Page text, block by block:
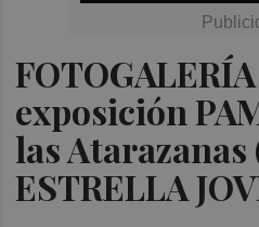
exposición
las Atarazanas
ESTRELLA